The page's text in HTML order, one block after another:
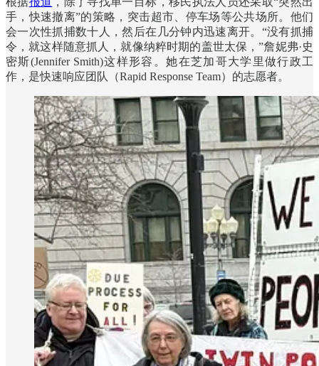
手，快速撤离”的策略，突击超市、停车场等公共场所。他们
会一次性抓捕数十人，然后在几分钟内迅速离开。“没有抓捕
令，就这样随意抓人，就像纳粹时期的盖世太保，”詹妮弗·史
密斯(Jennifer Smith)这样形容。她在芝加哥大学里做行政工
作，是快速响应团队（Rapid Response Team）的志愿者。